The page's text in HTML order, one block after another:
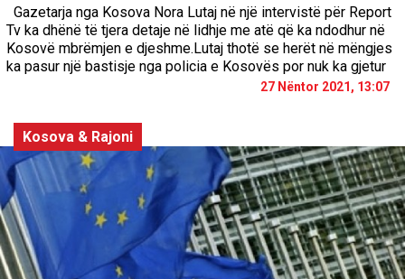
Gazetarja nga Kosova Nora Lutaj në një intervistë për Report
Tv ka dhënë të tjera detaje në lidhje me atë që ka ndodhur në
Kosovë mbrëmjen e djeshme.Lutaj thotë se herët në mëngjes
ka pasur një bastisje nga policia e Kosovës por nuk ka gjetur
27 Nëntor 2021, 13:07
Kosova & Rajoni